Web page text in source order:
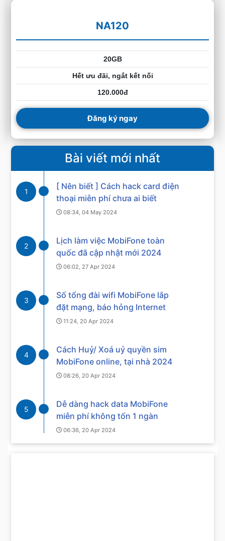
NA120
20GB
Hết ưu đãi, ngắt kết nối
120.000đ
Đăng ký ngay
Bài viết mới nhất
1
[ Nên biết ] Cách hack card điện
thoại miễn phí chưa ai biết
08:34, 04 May 2024
2
Lịch làm việc MobiFone toàn
quốc đã cập nhật mới 2024
06:02, 27 Apr 2024
3
Số tổng đài wifi MobiFone lắp
đặt mạng, báo hỏng Internet
11:24, 20 Apr 2024
4
Cách Huỷ/ Xoá uỷ quyền sim
MobiFone online, tại nhà 2024
08:26, 20 Apr 2024
5
Dễ dàng hack data MobiFone
miễn phí không tốn 1 ngàn
06:36, 20 Apr 2024